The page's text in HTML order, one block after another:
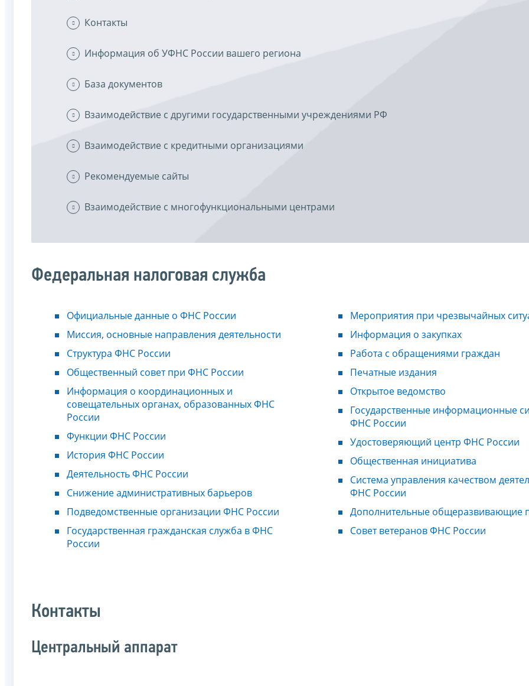
Контакты
Информация об УФНС России вашего региона
База документов
Взаимодействие с другими государственными учреждениями РФ
Взаимодействие с кредитными организациями
Рекомендуемые сайты
Взаимодействие с многофункциональными центрами
Федеральная налоговая служба
Официальные данные о ФНС России
Миссия, основные направления деятельности
Структура ФНС России
Общественный совет при ФНС России
Информация о координационных и
совещательных органах, образованных ФНС
России
Функции ФНС России
История ФНС России
Деятельность ФНС России
Снижение административных барьеров
Подведомственные организации ФНС России
Государственная гражданская служба в ФНС
России
Мероприятия при чрезвычайных
Информация о закупках
Работа с обращениями граждан
Печатные издания
Открытое ведомство
Государственные информационные
ФНС России
Удостоверяющий центр ФНС России
Общественная инициатива
Система управления качеством
ФНС России
Дополнительные общеразвивающие
Совет ветеранов ФНС России
Контакты
Центральный аппарат